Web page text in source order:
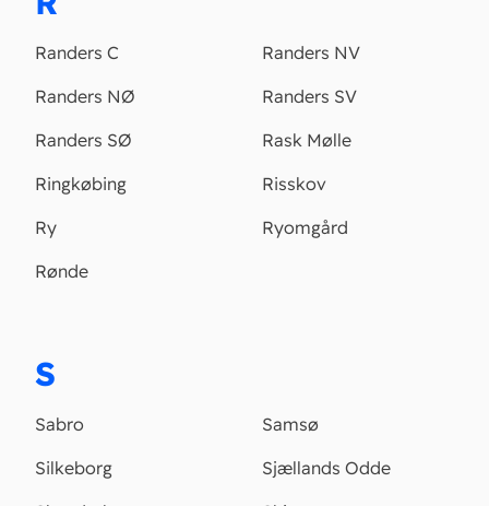
Randers C
Randers NV
Randers NØ
Randers SV
Randers SØ
Rask Mølle
Ringkøbing
Risskov
Ry
Ryomgård
Rønde
S
Sabro
Samsø
Silkeborg
Sjællands Odde